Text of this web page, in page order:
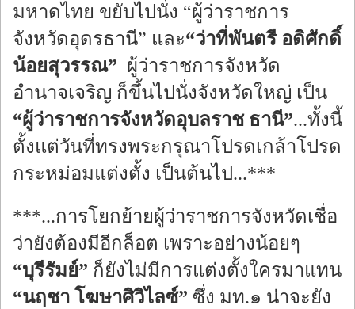
มหาดไทย ขยับไปนั่ง “ผู้ว่าราชการ
จังหวัดอุดรธานี” และ“ว่าที่พันตรี อดิศักดิ์
น้อยสุวรรณ” ผู้ว่าราชการจังหวัด
อำนาจเจริญ ก็ขึ้นไปนั่งจังหวัดใหญ่ เป็น
“ผู้ว่าราชการจังหวัดอุบลราช ธานี”...ทั้งนี้
ตั้งแต่วันที่ทรงพระกรุณาโปรดเกล้าโปรด
กระหม่อมแต่งตั้ง เป็นต้นไป...***
***...การโยกย้ายผู้ว่าราชการจังหวัดเชื่อ
ว่ายังต้องมีอีกล็อต เพราะอย่างน้อยๆ
“บุรีรัมย์” ก็ยังไม่มีการแต่งตั้งใครมาแทน
“นฤชา โฆษาศิวิไลซ์” ซึ่ง มท.๑ น่าจะยัง